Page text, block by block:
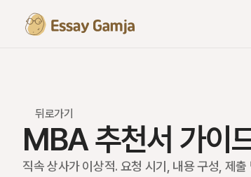
뒤로가기
MBA 추천서 가이
직속 상사가 이상적. 요청 시기, 내용 구성, 제